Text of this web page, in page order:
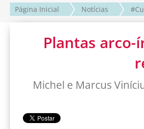
Página Inicial Notícias
Plantas arco-
Michel e Marcus